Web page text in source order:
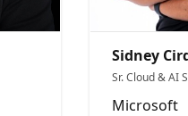
Sidney
Sr. Cloud & AI
Microsoft